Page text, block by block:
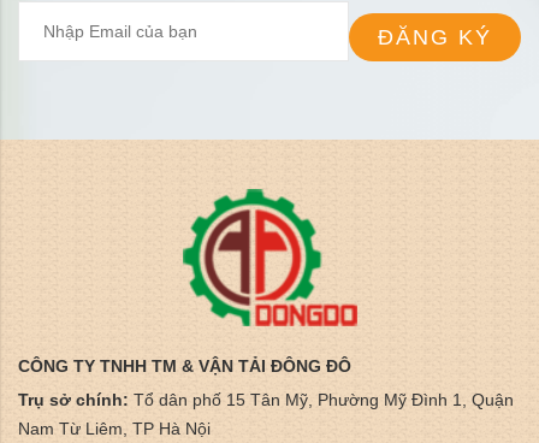
ĐĂNG KÝ
CÔNG TY TNHH TM & VẬN TẢI ĐÔNG ĐÔ
Trụ sở chính: Tổ dân phố 15 Tân Mỹ, Phường Mỹ Đình 1, Quận
Nam Từ Liêm, TP Hà Nội